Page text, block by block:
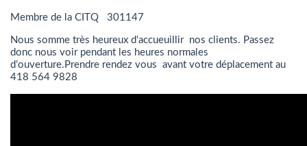
Membre de la CITQ 301147
Nous somme très heureux d'accueuillir nos clients. Passez
donc nous voir pendant les heures normales
d’ouverture.Prendre rendez vous avant votre déplacement au
418 564 9828